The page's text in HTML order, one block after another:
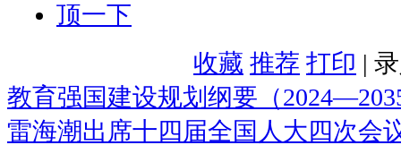
顶一下
收藏 推荐 打印 |
教育强国建设规划纲要（
雷海潮出席十四届全国人大四次会